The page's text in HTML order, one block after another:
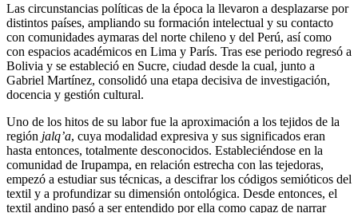
Las circunstancias políticas de la época la llevaron a desplazarse por
distintos países, ampliando su formación intelectual y su contacto
con comunidades aymaras del norte chileno y del Perú, así como
con espacios académicos en Lima y París. Tras ese periodo regresó a
Bolivia y se estableció en Sucre, ciudad desde la cual, junto a
Gabriel Martínez, consolidó una etapa decisiva de investigación,
docencia y gestión cultural.
Uno de los hitos de su labor fue la aproximación a los tejidos de la
región jalq’a, cuya modalidad expresiva y sus significados eran
hasta entonces, totalmente desconocidos. Estableciéndose en la
comunidad de Irupampa, en relación estrecha con las tejedoras,
empezó a estudiar sus técnicas, a descifrar los códigos semióticos del
textil y a profundizar su dimensión ontológica. Desde entonces, el
textil andino pasó a ser entendido por ella como capaz de narrar